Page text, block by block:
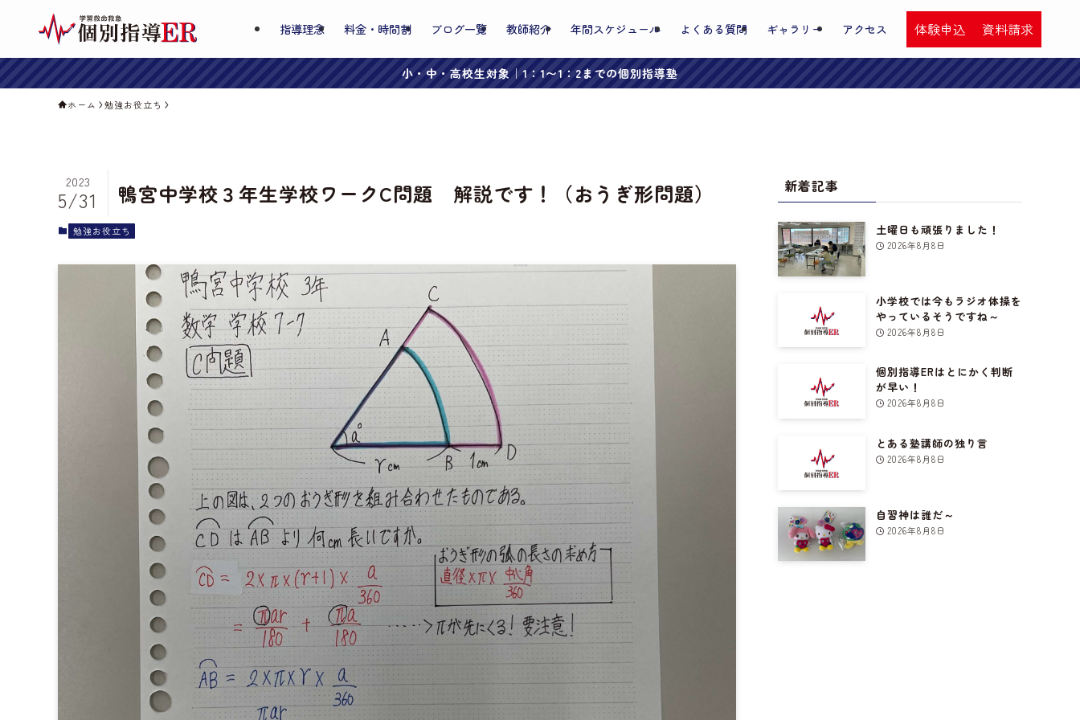
指導理念 料金・時間割 ブログ一覧 教師紹介 年間スケジュール よくある質問 ギャラリー アクセス 体験申込 資料請求
小・中・高校生対象｜1：1〜1：2までの個別指導塾
ホーム 勉強お役立ち
鴨宮中学校３年生学校ワークC問題 解説です！（おうぎ形問題）
2023
5/31
勉強お役立ち
新着記事
土曜日も頑張りました！
2026年8月8日
小学校では今もラジオ体操を
やっているそうですね～
2026年8月8日
個別指導ERはとにかく判断
が早い！
2026年8月8日
とある塾講師の独り言
2026年8月8日
自習神は誰だ～
2026年8月8日